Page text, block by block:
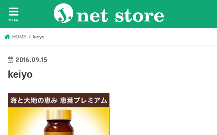
menu
HOME keiyo
2016.09.15
keiyo